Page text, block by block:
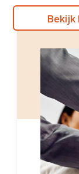
Bekijk